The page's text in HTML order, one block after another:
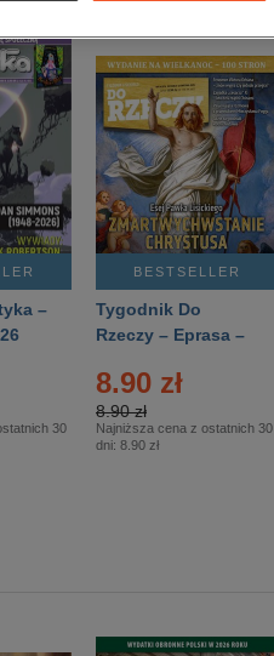
–
30
BESTSELLER
Tygodnik Do
Rzeczy – Eprasa –
8.90 zł
8.90 zł
Najniższa cena z ostatnich 30
dni: 8.90 zł